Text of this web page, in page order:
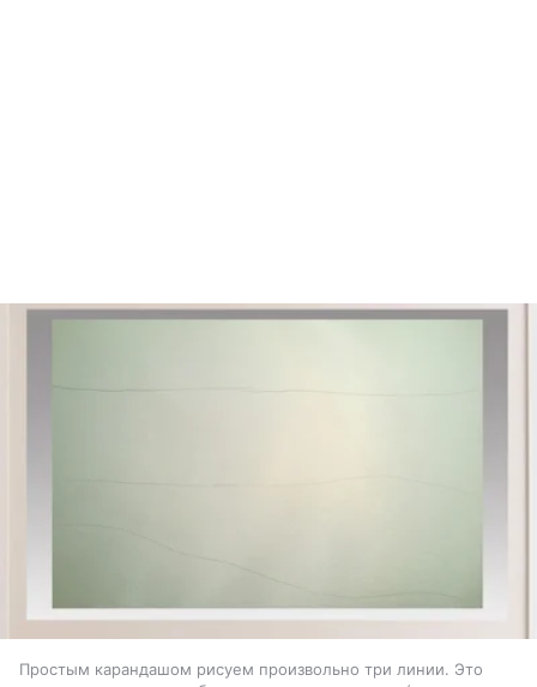
Простым карандашом рисуем произвольно три линии. Это